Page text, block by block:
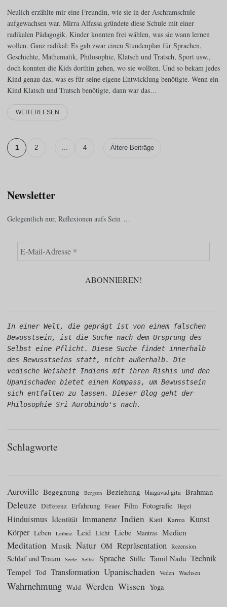
Neulich erzählte mir eine Freundin, wie sie in der Aschramschule
aufgewachsen war. Mirra Alfassa gründete diese Schule mit einer
radikalen Pädagogik. Kinder konnten frei wählen, was sie wann lernen
wollen. Ganz radikal: Es gab zwar einen Stundenplan für Sprachen,
Geschichte, Mathematik, Philosophie, Klatsch und Tratsch, Sport usw.,
doch konnten die Kids dorthin gehen, wo sie wollten. Und so bekam jedes
Kind genau das, was es für seine eigene Entwicklung benötigte. Wenn ein
Kind Klatsch und Tratsch benötigte, dann war das…
WEITERLESEN
1 2 4 Ältere Beiträge
Newsletter
Gelegentlich nur, Reflexionen aufs Sein …
In einer Welt, die geprägt ist von einem falschen
Bewusstsein, ist die Suche nach dem Ursprung des
Selbst eine Pflicht. Diese Suche findet innerhalb
des Bewusstseins statt, nicht außerhalb. Die
vedische Weisheit Indiens mit ihren Rishis und den
Upanischaden bietet einen Kompass, um Bewusstsein
sich entfalten zu lassen. Dieser Blog geht der
Philosophie Sri Aurobindo's nach.
Schlagworte
Auroville Begegnung Bergson Beziehung bhagavad gita Brahman
Deleuze Differenz Erfahrung Feuer Film Fotografie Hegel
Hinduismus Identität Immanenz Indien Kant Karma Kunst
Körper Leben Leibniz Leid Licht Liebe Mantras Medien
Meditation Musik Natur OM Repräsentation Rezension
Schlaf und Traum Seele Selbst Sprache Stille Tamil Nadu Technik
Tempel Tod Transformation Upanischaden Veden Wachsen
Wahrnehmung Wald Werden Wissen Yoga